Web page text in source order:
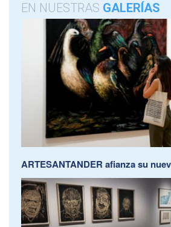
EN NUESTRAS GALERÍAS
ARTESANTANDER afianza su